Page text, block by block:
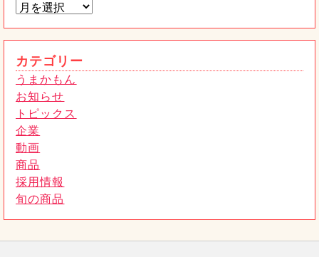
2025年11月28日
カテゴリー
うまかもん
お知らせ
トピックス
企業
動画
商品
採用情報
旬の商品